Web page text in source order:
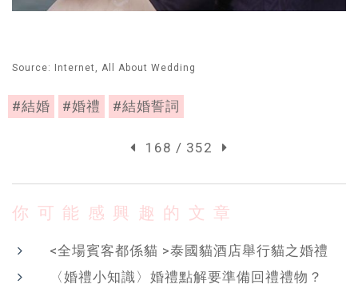
Source: Internet, All About Wedding
#結婚 #婚禮 #結婚誓詞
168 / 352
你可能感興趣的文章
<全場賓客都係貓 >泰國貓酒店舉行貓之婚禮
〈婚禮小知識〉婚禮點解要準備回禮禮物？